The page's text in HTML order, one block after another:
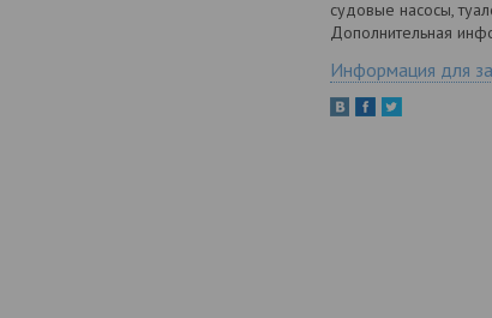
судовые насосы,
Дополнительная
Информация для